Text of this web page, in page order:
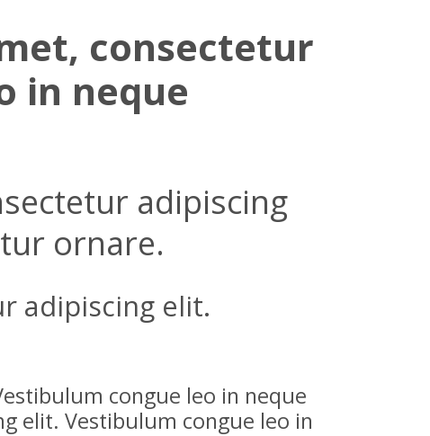
consectetur
in neque
adipiscing
ornare.
adipiscing elit.
congue leo in neque
elit. Vestibulum congue leo in